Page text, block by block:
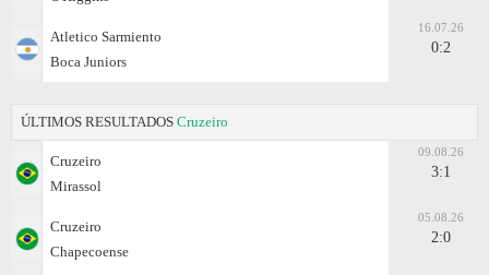
Atletico Sarmiento
Boca Juniors
16.07.26
0:2
ÚLTIMOS RESULTADOS Cruzeiro
Cruzeiro
Mirassol
09.08.26
3:1
Cruzeiro
Chapecoense
05.08.26
2:0